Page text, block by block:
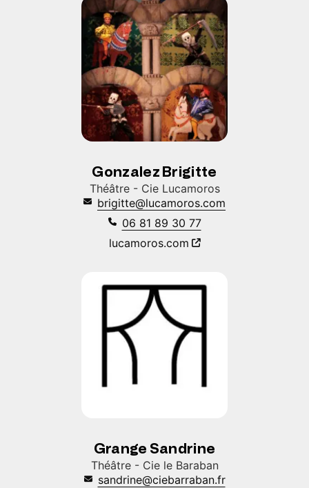
Gonzalez Brigitte
Théâtre - Cie Lucamoros
brigitte@lucamoros.com
06 81 89 30 77
lucamoros.com
Grange Sandrine
Théâtre - Cie le Baraban
sandrine@ciebarraban.fr